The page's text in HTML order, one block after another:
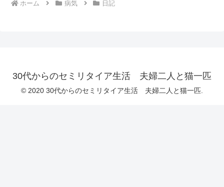
ホーム 病気 日記
30代からのセミリタイア生活 夫婦二人と猫一匹
© 2020 30代からのセミリタイア生活 夫婦二人と猫一匹.